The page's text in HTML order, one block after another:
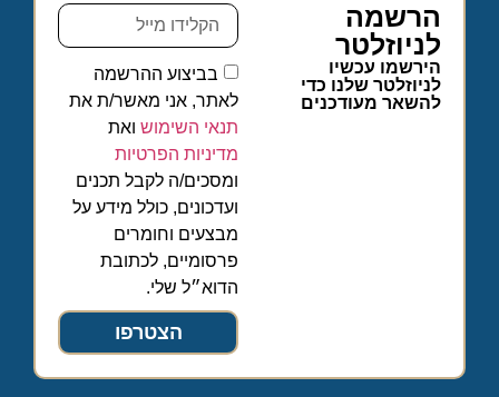
הרשמה
לניוזלטר
הירשמו עכשיו
לניוזלטר שלנו כדי
להשאר מעודכנים
בביצוע ההרשמה
לאתר, אני מאשר/ת את
תנאי השימושואת
מדיניות הפרטיות
ומסכים/ה לקבל תכנים
ועדכונים, כולל מידע על
מבצעים וחומרים
פרסומיים, לכתובת
הדוא״ל שלי.
הצטרפו